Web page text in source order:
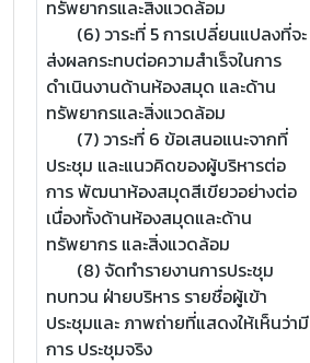
ทรัพยากรและสิ่งแวดล้อม
(6) วาระที่ 5 การเปลี่ยนแปลงที่จะ
ส่งผลกระทบต่อความสำเร็จในการ
ดำเนินงานด้านห้องสมุด และด้าน
ทรัพยากรและสิ่งแวดล้อม
(7) วาระที่ 6 ข้อเสนอแนะจากที่
ประชุม และแนวคิดของผู้บริหารต่อ
การ พัฒนาห้องสมุดสีเขียวอย่างต่อ
เนื่องทั้งด้านห้องสมุดและด้าน
ทรัพยากร และสิ่งแวดล้อม
(8) จัดทำรายงานการประชุม
ทบทวน ฝ่ายบริหาร รายชื่อผู้เข้า
ประชุมและ ภาพถ่ายที่แสดงให้เห็นว่ามี
การ ประชุมจริง